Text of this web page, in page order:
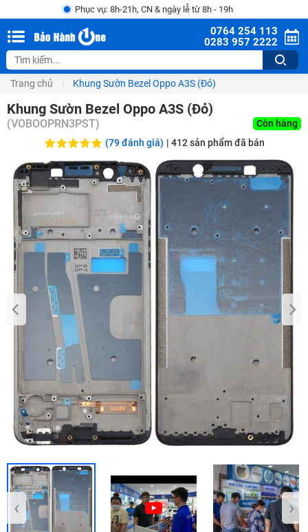
Phục vụ: 8h-21h, CN & ngày lễ từ 8h - 19h
0764 254 113
0283 957 2222
Trang chủ Khung Sườn Bezel Oppo A3S (Đỏ)
Khung Sườn Bezel Oppo A3S (Đỏ)
(VOBOOPRN3PST)
Còn hàng
(79 đánh giá) | 412sản phẩm đã bán
‹ ›